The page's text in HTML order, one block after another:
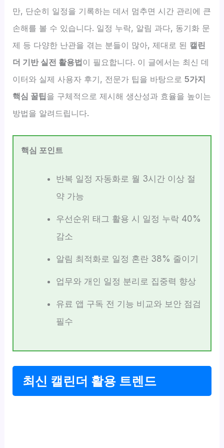
만, 단순히 일정을 기록하는 데서 멈추면 시간 관리에 큰
손해를 볼 수 있습니다. 일정 누락, 알림 과다, 동기화 문
제 등 다양한 난관을 겪는 분들이 많아, 제대로 된 캘린
더 기반 실전 활용법이 필요합니다. 이 글에서는 최신 데
이터와 실제 사용자 후기, 전문가 팁을 바탕으로5가지
핵심 꿀팁을 구체적으로 제시해 생산성과 효율을 높이는
방법을 알려드립니다.
핵심 포인트
반복 일정 자동화로 월 3시간 이상 절
약 가능
우선순위 태그 활용 시 일정 누락 40%
감소
알림 최적화로 일정 혼란 38% 줄이기
업무와 개인 일정 분리로 집중력 향상
유료 앱 구독 전 기능 비교와 보안 점검
필수
최신 캘린더 활용 트렌드